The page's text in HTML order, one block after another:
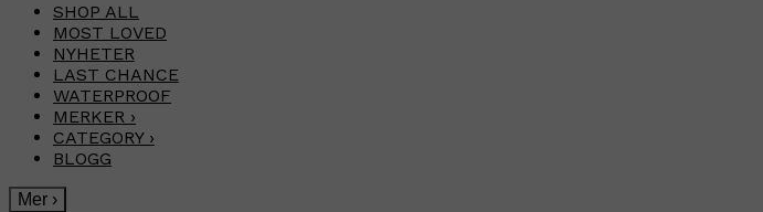
SHOP ALL
MOST LOVED
NYHETER
LAST CHANCE
WATERPROOF
MERKER ›
CATEGORY ›
BLOGG
Mer ›